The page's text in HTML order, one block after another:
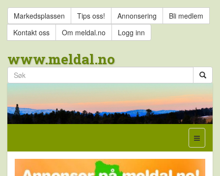
Markedsplassen Tips oss! Annonsering
Bli medlem
Kontakt oss
Om meldal.no Logg inn
www.meldal.no